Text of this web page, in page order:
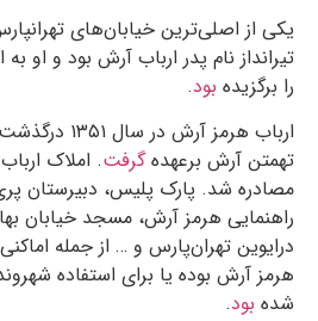
یکی از اصلی‌ترین خیابان‌های
تیرانداز نام پدر ارباب آرش بود و او
را برگزیده بود.
ارباب هرمز آرش در سال ۱۳۵۱
تهمتن آرش برعهدهگرفت. املاک
مصادره شد. پارک پلیس، دبیرستان
راهنمایی هرمز آرش، مسجد خیابان
درایوین تهران‌پارس و … از جمله
هرمز آرش بوده یا برای استفاده
شده بود.